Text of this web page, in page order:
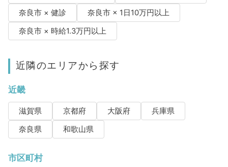
奈良市 × 健診
奈良市 × 1日10万円以上
奈良市 × 時給1.3万円以上
近隣のエリアから探す
近畿
滋賀県 京都府 大阪府
兵庫県
奈良県
和歌山県
市区町村